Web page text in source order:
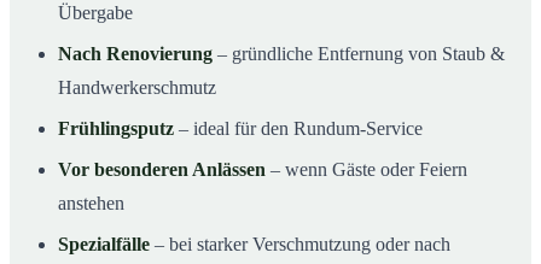
Übergabe
Nach Renovierung – gründliche Entfernung von Staub &
Handwerkerschmutz
Frühlingsputz – ideal für den Rundum-Service
Vor besonderen Anlässen – wenn Gäste oder Feiern
anstehen
Spezialfälle – bei starker Verschmutzung oder nach